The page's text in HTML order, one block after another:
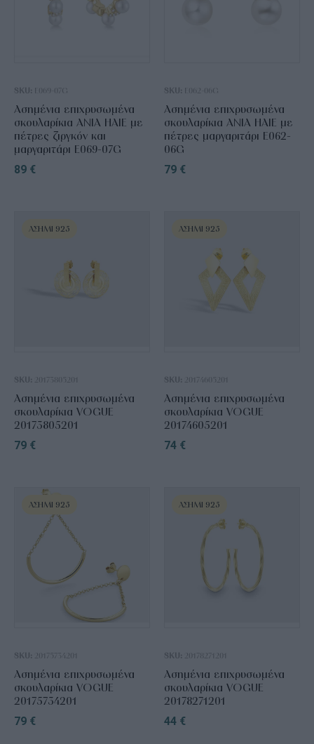
SKU: E069-07G
Ασημένια επιχρυσωμένα
σκουλαρίκια ANIA HAIE με
πέτρες ζιργκόν και
μαργαριτάρι E069-07G
89 €
SKU: E062-06G
Ασημένια επιχρυσωμένα
σκουλαρίκια ANIA HAIE με
πέτρες μαργαριτάρι E062-
06G
79 €
ΑΣΉΜΙ 925
SKU: 20173805201
Ασημένια επιχρυσωμένα
σκουλαρίκια VOGUE
20173805201
79 €
ΑΣΉΜΙ 925
SKU: 20174605201
Ασημένια επιχρυσωμένα
σκουλαρίκια VOGUE
20174605201
74 €
ΑΣΉΜΙ 925
SKU: 20175734201
Ασημένια επιχρυσωμένα
σκουλαρίκια VOGUE
20175734201
79 €
ΑΣΉΜΙ 925
SKU: 20178271201
Ασημένια επιχρυσωμένα
σκουλαρίκια VOGUE
20178271201
44 €